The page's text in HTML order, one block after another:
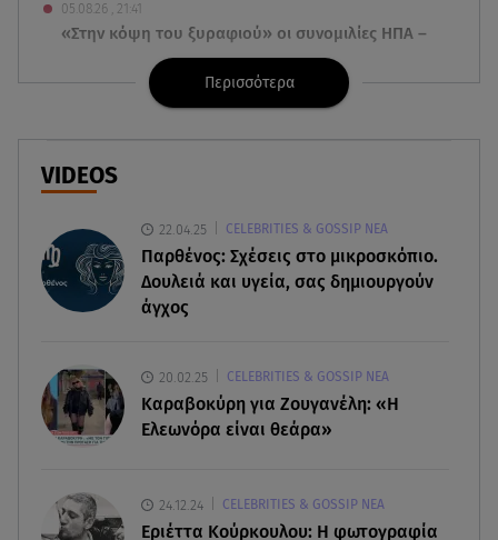
05.08.26 , 21:41
«Στην κόψη του ξυραφιού» οι συνομιλίες ΗΠΑ –
Ευρυδίκη Βαλαβάνη για Γρηγόρη Μόργκαν:
Με γαλλικό... κλειδί η ηλεκτρική διασύνδεση
Ελλάδας – Κύπρου (GSI)
παρουσιάστριας στη Μύκονο
05.08.26 , 20:39
Σύγκρουση ελικοπτέρων: Αυτός είναι ο Έλληνας
05.08.26 , 20:36
Περισσότερα
VIDEOS
22.04.25 CELEBRITIES & GOSSIP ΝΕΑ
Παρθένος: Σχέσεις στο μικροσκόπιο.
Δουλειά και υγεία, σας δημιουργούν
άγχος
20.02.25 CELEBRITIES & GOSSIP ΝΕΑ
Καραβοκύρη για Ζουγανέλη: «Η
Ελεωνόρα είναι θεάρα»
24.12.24 CELEBRITIES & GOSSIP ΝΕΑ
Εριέττα Κούρκουλου: Η φωτογραφία